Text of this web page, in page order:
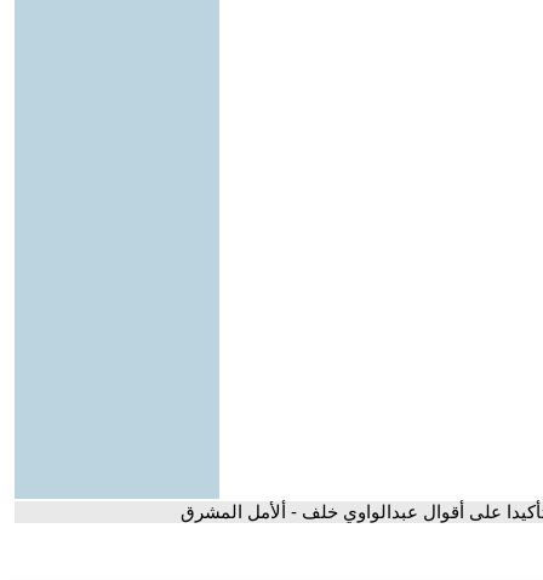
على أقوال عبدالواوي خلف - ألأمل المشرق